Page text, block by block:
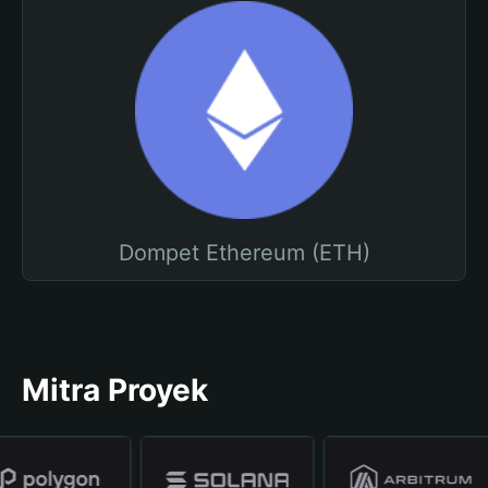
Dompet Ethereum (ETH)
Mitra Proyek